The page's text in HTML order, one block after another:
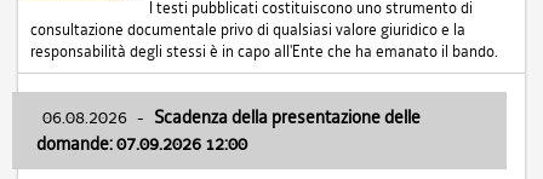
I testi pubblicati costituiscono uno strumento di
consultazione documentale privo di qualsiasi valore giuridico e la
responsabilità degli stessi è in capo all'Ente che ha emanato il bando.
06.08.2026 - Scadenza della presentazione delle
domande: 07.09.2026 12:00